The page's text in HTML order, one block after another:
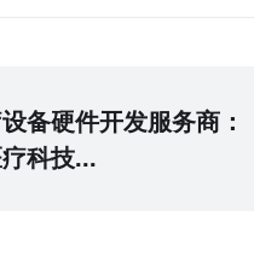
备硬件开发服务商：
科技...